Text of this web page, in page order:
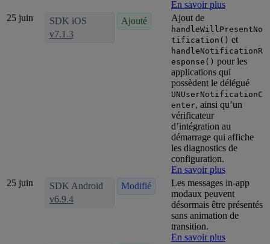
En savoir plus
25 juin
SDK iOS
v7.1.3
Ajouté Ajout de
handleWillPresentNo
tification() et
handleNotificationR
esponse() pour les
applications qui
possèdent le délégué
UNUserNotificationC
enter, ainsi qu’un
vérificateur
d’intégration au
démarrage qui affiche
les diagnostics de
configuration.
En savoir plus
25 juin
SDK Android
v6.9.4
Modifié
Les messages in-app
modaux peuvent
désormais être présentés
sans animation de
transition.
En savoir plus